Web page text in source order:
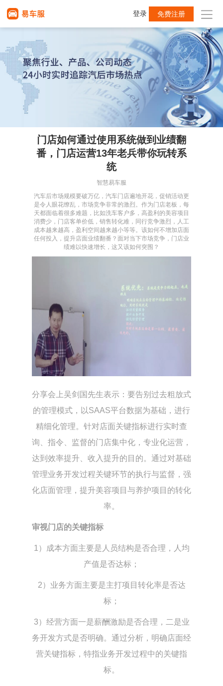
登录 免费注册
门店如何通过使用系统做到业绩翻
番，门店运营13年老兵带你玩转系
统
智慧易车服
汽车后市场规模要破万亿，汽车门店遍地开花，促销活动更
是令人眼花缭乱，市场竞争非常的激烈。作为门店老板，每
天都面临着很多难题，比如洗车客户多，高盈利的美容项目
消费少，门店客单价低，销售转化难，同行竞争激烈，人工
成本越来越高，盈利空间越来越小等等。该如何不增加店面
任何投入，提升店面业绩翻番？面对当下市场竞争，门店业
绩难以快速增长，这又该如何突围？
分享会上吴剑国先生表示：要告别过去粗放式
的管理模式，以SAAS平台数据为基础，进行
精细化管理。针对店面关键指标进行实时查
询、指令、监督的门店集中化，专业化运营，
达到效率提升、收入提升的目的。通过对基础
管理业务开发过程关键环节的执行与监督，强
化店面管理，提升美容项目与养护项目的转化
率。
审视门店的关键指标
1）成本方面主要是人员结构是否合理，人均
产值是否达标；
2）业务方面主要是主打项目转化率是否达
标；
3）经营方面一是薪酬激励是否合理，二是业
务开发方式是否明确。通过分析，明确店面经
营关键指标，特指业务开发过程中的关键指
标。